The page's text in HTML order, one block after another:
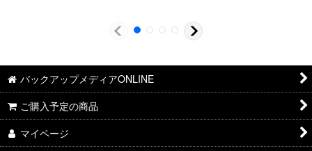
バックアップメディアONLINE
ご購入予定の商品
マイページ